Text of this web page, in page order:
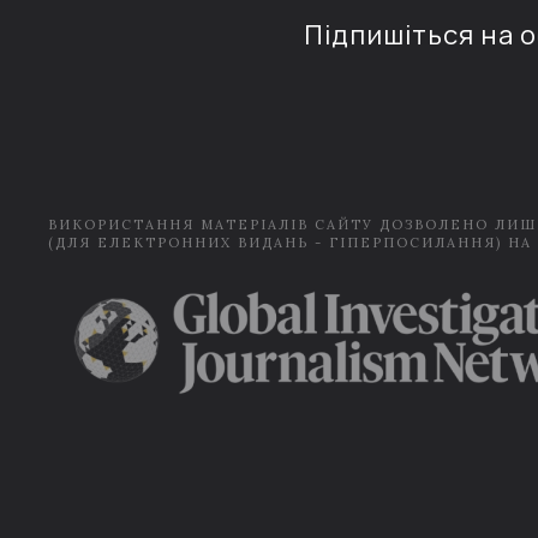
Підпишіться на
ВИКОРИСТАННЯ МАТЕРІАЛІВ САЙТУ ДОЗВОЛЕНО
(ДЛЯ ЕЛЕКТРОННИХ ВИДАНЬ - ГІПЕРПОСИЛАННЯ) НА